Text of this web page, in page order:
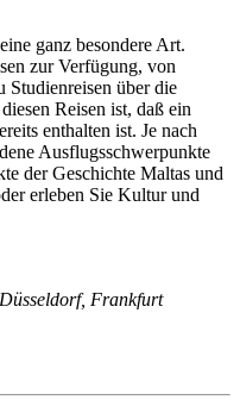
ganz besondere Art.
zur Verfügung, von
Studienreisen über die
Reisen ist, daß ein
enthalten ist. Je nach
Ausflugsschwerpunkte
der Geschichte Maltas und
erleben Sie Kultur und
Frankfurt